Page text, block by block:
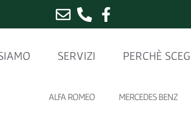
SERVIZI PERCHÈ
ALFA ROMEO MERCEDES BENZ